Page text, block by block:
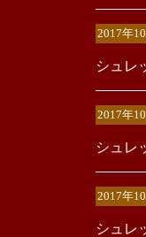
2017年
シュレ
2017年
シュレ
2017年
シュレ